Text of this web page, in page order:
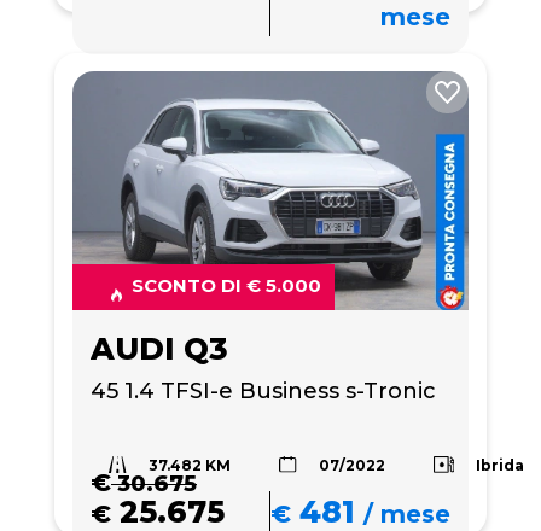
mese
SCONTO DI € 5.000
AUDI Q3
45 1.4 TFSI-e Business s-Tronic
37.482 KM 07/2022 Ibrida
€30.675
€ 25.675 € 481 /mese